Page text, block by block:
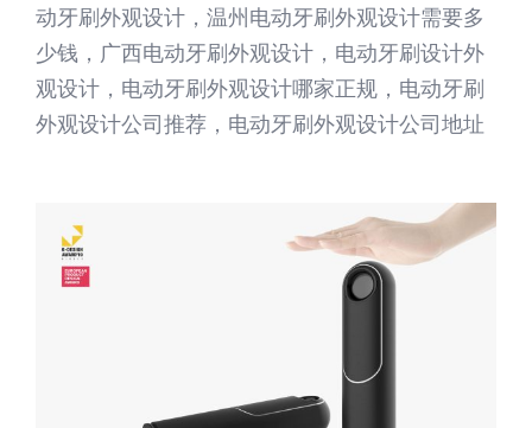
动牙刷外观设计，温州电动牙刷外观设计需要多
少钱，广西电动牙刷外观设计，电动牙刷设计外
观设计，电动牙刷外观设计哪家正规，电动牙刷
外观设计公司推荐，电动牙刷外观设计公司地址